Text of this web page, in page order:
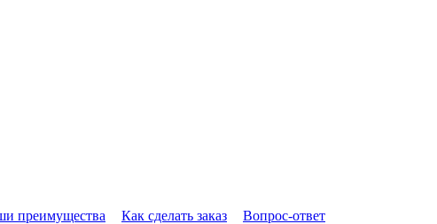
преимущества Как сделать заказ Вопрос-ответ